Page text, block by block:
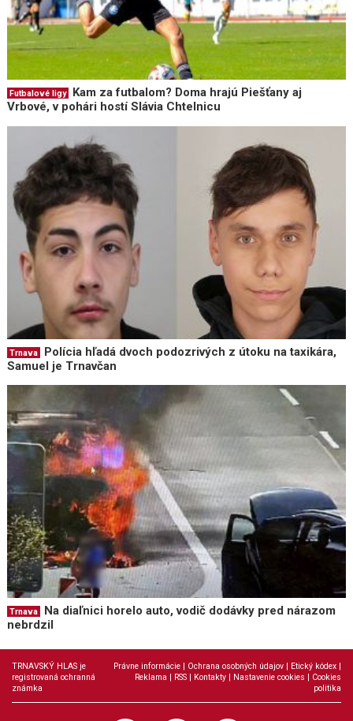
Futbalové ligy
Kam za futbalom? Doma hrajú Piešťany aj
Vrbové, v pohári hostí Slávia Chtelnicu
Trnava
Polícia hľadá dvoch podozrivých z útoku na taxikára,
Samuel je Trnavčan
Trnava
Na diaľnici horelo auto, vodič dodávky pred nárazom
nebrdzil
TRNAVSKÝ HLAS je
registrovaná ochranná
známka
Právne informácie | Ochrana osobných údajov | Etický kódex |
Reklama | RSS | Kontakty | Nastavenie cookies | Cookies
politika